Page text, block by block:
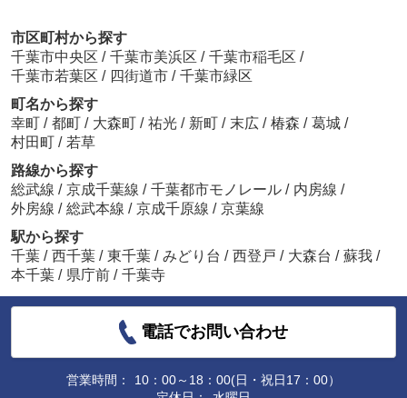
市区町村から探す
千葉市中央区 / 千葉市美浜区 / 千葉市稲毛区 /
千葉市若葉区 / 四街道市 / 千葉市緑区
町名から探す
幸町 / 都町 / 大森町 / 祐光 / 新町 / 末広 / 椿森 / 葛城 /
村田町 / 若草
路線から探す
総武線 / 京成千葉線 / 千葉都市モノレール / 内房線 /
外房線 / 総武本線 / 京成千原線 / 京葉線
駅から探す
千葉 / 西千葉 / 東千葉 / みどり台 / 西登戸 / 大森台 / 蘇我 /
本千葉 / 県庁前 / 千葉寺
電話でお問い合わせ
営業時間：
10：00～18：00(日・祝日17：00）